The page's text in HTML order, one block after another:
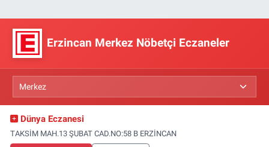
Erzincan Merkez Nöbetçi Eczaneler
Dünya Eczanesi
TAKSİM MAH.13 ŞUBAT CAD.NO:58 B ERZİNCAN